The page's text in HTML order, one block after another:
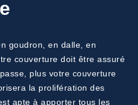
goudron, en dalle, en
couverture doit être assuré
plus votre couverture
la prolifération des
apte à apporter tous les